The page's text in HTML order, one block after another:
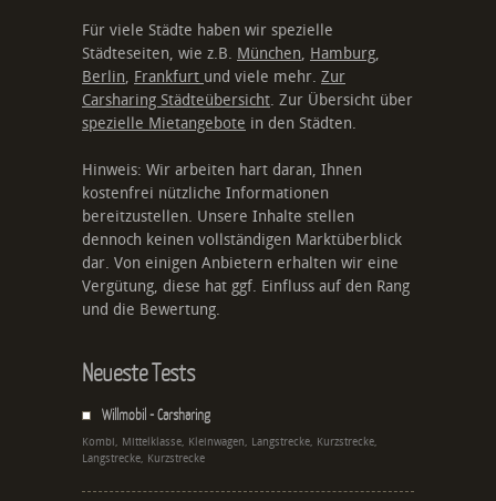
Für viele Städte haben wir spezielle
Städteseiten, wie z.B. München, Hamburg,
Berlin, Frankfurt und viele mehr. Zur
Carsharing Städteübersicht. Zur Übersicht über
spezielle Mietangebote in den Städten.
Hinweis: Wir arbeiten hart daran, Ihnen
kostenfrei nützliche Informationen
bereitzustellen. Unsere Inhalte stellen
dennoch keinen vollständigen Marktüberblick
dar. Von einigen Anbietern erhalten wir eine
Vergütung, diese hat ggf. Einfluss auf den Rang
und die Bewertung.
Neueste Tests
Willmobil - Carsharing
Kombi, Mittelklasse, Kleinwagen, Langstrecke, Kurzstrecke,
Langstrecke, Kurzstrecke